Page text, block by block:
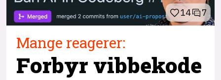
14 7
Mange reagerer:
Forbyr vibbekode